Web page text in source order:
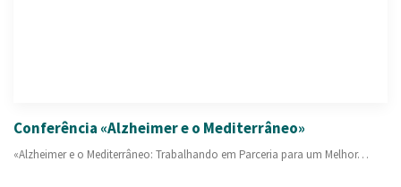
Conferência «Alzheimer e o Mediterrâneo»
«Alzheimer e o Mediterrâneo: Trabalhando em Parceria para um Melhor…